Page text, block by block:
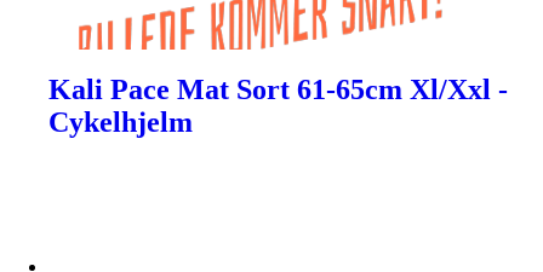
Kali Pace Mat Sort 61-65cm Xl/Xxl -
Cykelhjelm